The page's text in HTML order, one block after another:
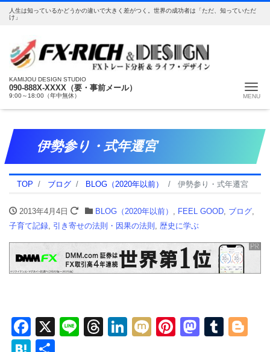
人生は知っているかどうかの違いで大きく差がつく。世界の成功者は「ただ、知っていただ
け」
KAMIJOU DESIGN STUDIO
090-888X-XXXX（要・事前メール）
9:00～18:00（年中無休）
伊勢参り・式年遷宮
TOP ブログ BLOG（2020年以前） 伊勢参り・式年遷宮
2013年4月4日 BLOG（2020年以前） , FEEL GOOD, ブログ,
子育て記録, 引き寄せの法則・因果の法則 , 歴史に学ぶ
Facebook
X LineThreads
LinkedIn
MixiPinterest